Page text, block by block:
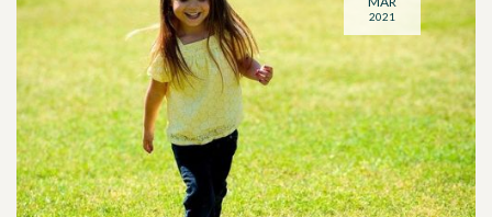
2021